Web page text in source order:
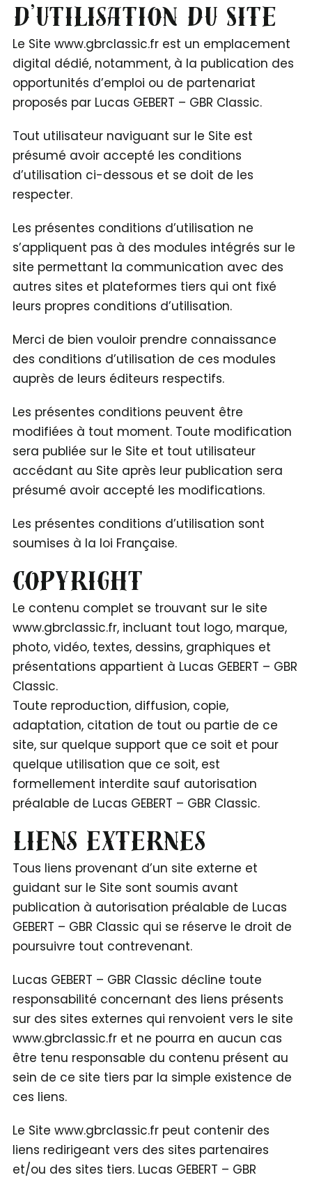
d’utilisation du Site
Le Site www.gbrclassic.fr est un emplacement
digital dédié, notamment, à la publication des
opportunités d’emploi ou de partenariat
proposés par Lucas GEBERT – GBR Classic.
Tout utilisateur naviguant sur le Site est
présumé avoir accepté les conditions
d’utilisation ci-dessous et se doit de les
respecter.
Les présentes conditions d’utilisation ne
s’appliquent pas à des modules intégrés sur le
site permettant la communication avec des
autres sites et plateformes tiers qui ont fixé
leurs propres conditions d’utilisation.
Merci de bien vouloir prendre connaissance
des conditions d’utilisation de ces modules
auprès de leurs éditeurs respectifs.
Les présentes conditions peuvent être
modifiées à tout moment. Toute modification
sera publiée sur le Site et tout utilisateur
accédant au Site après leur publication sera
présumé avoir accepté les modifications.
Les présentes conditions d’utilisation sont
soumises à la loi Française.
Copyright
Le contenu complet se trouvant sur le site
www.gbrclassic.fr, incluant tout logo, marque,
photo, vidéo, textes, dessins, graphiques et
présentations appartient à Lucas GEBERT – GBR
Classic.
Toute reproduction, diffusion, copie,
adaptation, citation de tout ou partie de ce
site, sur quelque support que ce soit et pour
quelque utilisation que ce soit, est
formellement interdite sauf autorisation
préalable de Lucas GEBERT – GBR Classic.
Liens externes
Tous liens provenant d’un site externe et
guidant sur le Site sont soumis avant
publication à autorisation préalable de Lucas
GEBERT – GBR Classic qui se réserve le droit de
poursuivre tout contrevenant.
Lucas GEBERT – GBR Classic décline toute
responsabilité concernant des liens présents
sur des sites externes qui renvoient vers le site
www.gbrclassic.fr et ne pourra en aucun cas
être tenu responsable du contenu présent au
sein de ce site tiers par la simple existence de
ces liens.
Le Site www.gbrclassic.fr peut contenir des
liens redirigeant vers des sites partenaires
et/ou des sites tiers. Lucas GEBERT – GBR